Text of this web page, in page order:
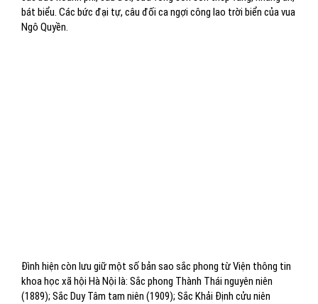
bát biểu. Các bức đại tự, câu đối ca ngợi công lao trời biển của vua
Ngô Quyền.
Đình hiện còn lưu giữ một số bản sao sắc phong từ Viện thông tin
khoa học xã hội Hà Nội là: Sắc phong Thành Thái nguyên niên
(1889); Sắc Duy Tâm tam niên (1909); Sắc Khải Định cửu niên